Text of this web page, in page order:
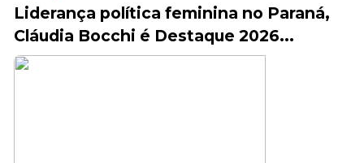
Liderança política feminina no Paraná,
Cláudia Bocchi é Destaque 2026...